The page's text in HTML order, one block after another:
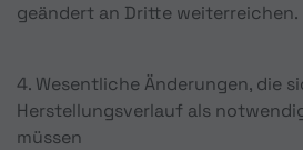
geändert an Dritte weiterreichen.
4. Wesentliche Änderungen, die
Herstellungsverlauf als
müssen